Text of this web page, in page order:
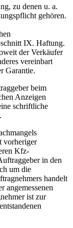
zu denen u. a.
gehören.
IX. Haftung.
der Verkäufer
vereinbart
Garantie.
beim
Anzeigen
schriftliche
vorheriger
Kfz-
in den
um die
handelt
angemessenen
ist zur